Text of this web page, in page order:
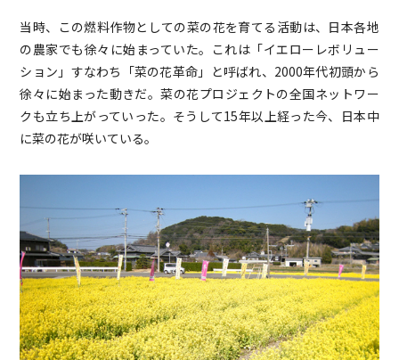
当時、この燃料作物としての菜の花を育てる活動は、日本各地
の農家でも徐々に始まっていた。これは「イエローレボリュー
ション」すなわち「菜の花革命」と呼ばれ、2000年代初頭から
徐々に始まった動きだ。菜の花プロジェクトの全国ネットワー
クも立ち上がっていった。そうして15年以上経った今、日本中
に菜の花が咲いている。